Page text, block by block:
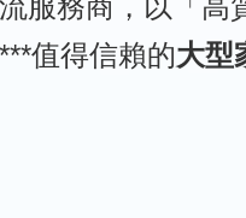
服務商，以「高
值得信賴的大型